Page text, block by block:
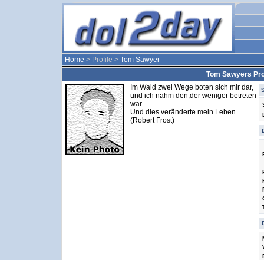
Home > Profile > Tom Sawyer
Tom Sawyers
Im Wald zwei Wege boten sich mir dar,
und ich nahm den,der weniger betreten
war.
Und dies veränderte mein Leben.
(Robert Frost)